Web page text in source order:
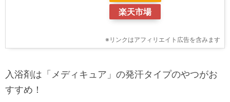
楽天市場
※リンクはアフィリエイト広告を含みます
入浴剤は「メディキュア」の発汗タイプのやつがお
すすめ！